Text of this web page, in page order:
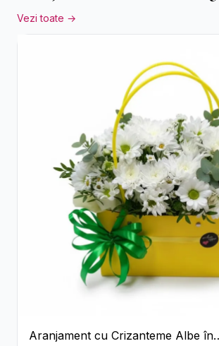
Vezi toate →
Aranjament cu Crizanteme Albe în